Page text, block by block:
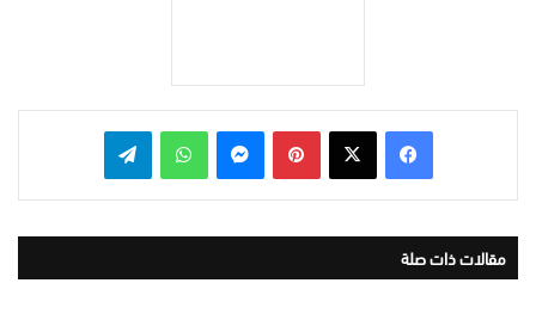
بينتيريست واتساب
مقالات ذات صلة